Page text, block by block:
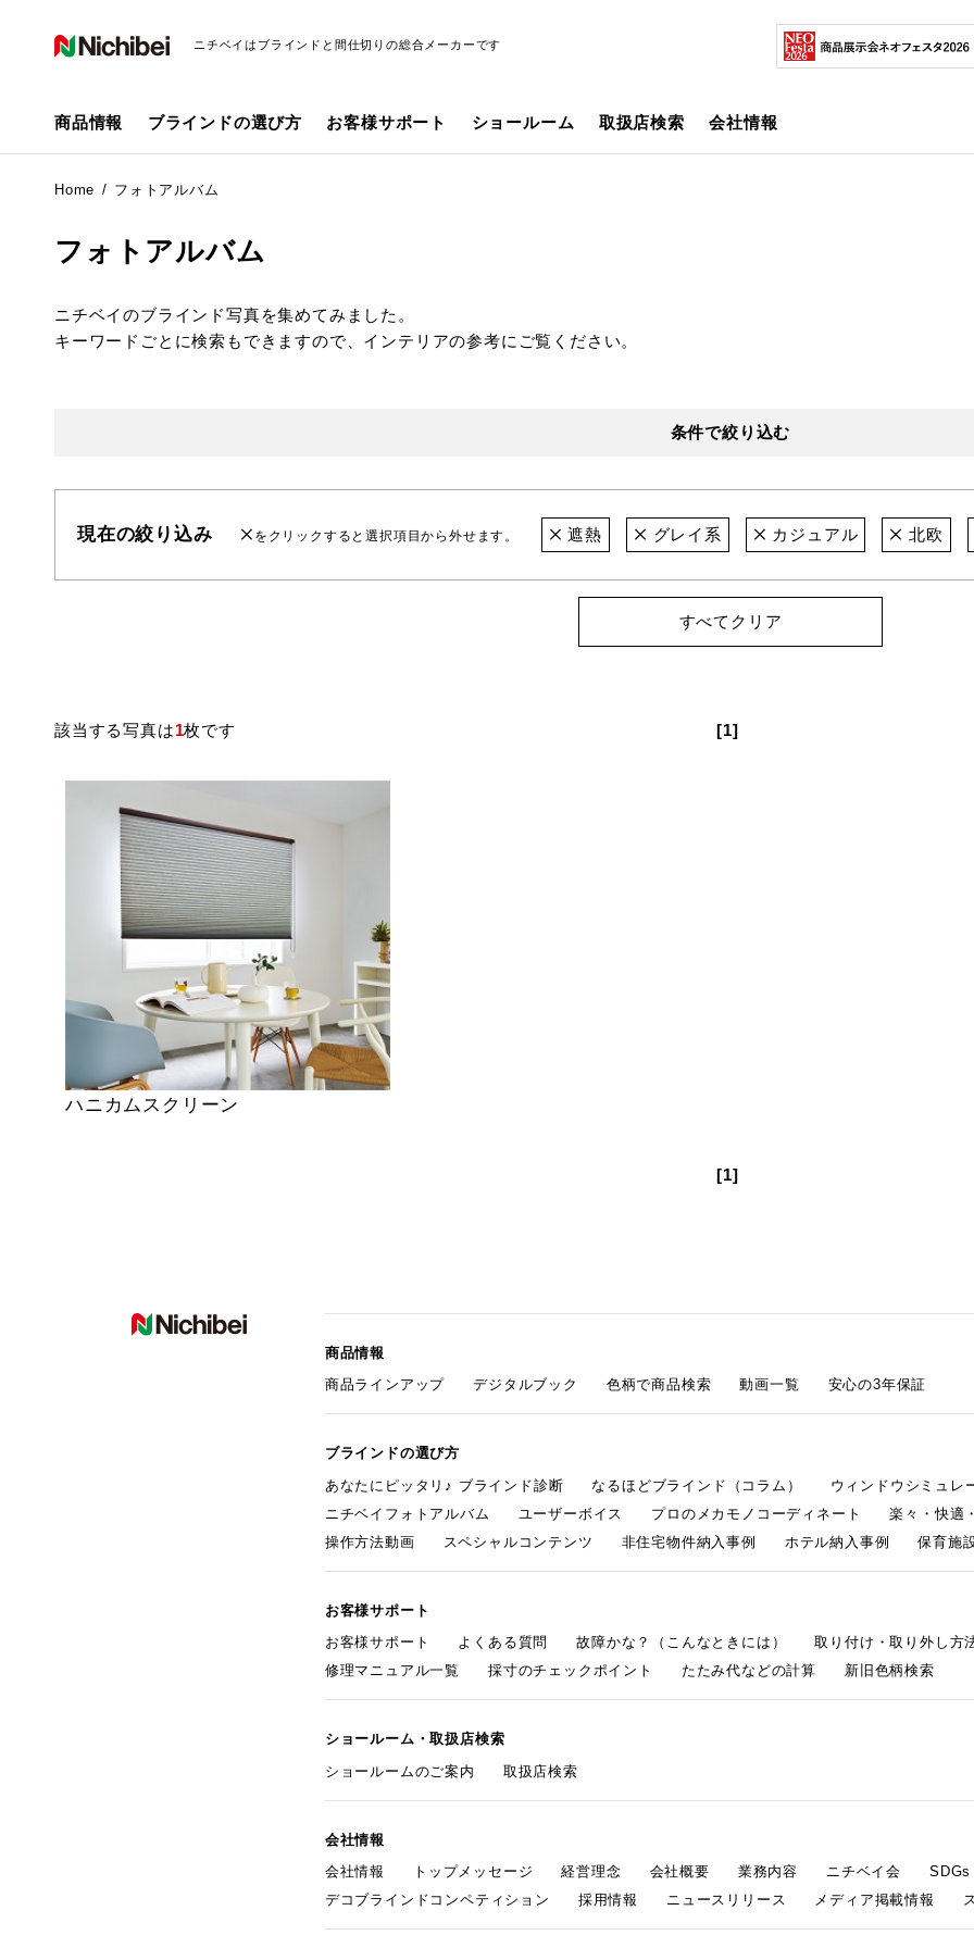
ニチベイはブラインドと間仕切りの総合メーカーです
商品情報 ブラインドの選び方 お客様サポート ショールーム 取扱店検索 会社情報
Home フォトアルバム
フォトアルバム
ニチベイのブラインド写真を集めてみました。
キーワードごとに検索もできますので、インテリアの参考にご覧ください。
条件で絞り込む
現在の絞り込み をクリックすると選択項目から外せます。 遮熱 グレイ系 カジュアル 北欧
すべてクリア
該当する写真は1枚です [1]
ハニカムスクリーン
[1]
商品情報
商品ラインアップ
デジタルブック 色柄で商品検索 動画一覧 安心の3年保証
ブラインドの選び方
あなたにピッタリ♪ ブラインド診断
なるほどブラインド（コラム）
ウィンドウシミュレ
ニチベイフォトアルバム
ユーザーボイス プロのメカモノコーディネート
楽々・快適
操作方法動画
スペシャルコンテンツ 非住宅物件納入事例 ホテル納入事例 保育施
お客様サポート
お客様サポート
よくある質問 故障かな？（こんなときには）
取り付け・取り外し方
修理マニュアル一覧
採寸のチェックポイント たたみ代などの計算 新旧色柄検索
ショールーム・取扱店検索
ショールームのご案内
取扱店検索
会社情報
会社情報
トップメッセージ 経営理念 会社概要 業務内容 ニチベイ会
SDGs
デコブラインドコンペティション
採用情報 ニュースリリース メディア掲載情報